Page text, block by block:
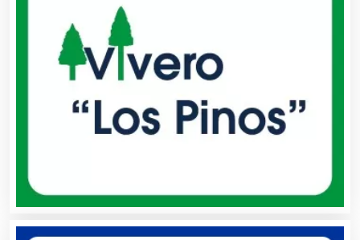
Análisis de Aguas
Animadores de Eventos